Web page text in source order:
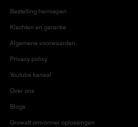
Bestelling herroepen
Klachten en garantie
Algemene voorwaarden
Privacy policy
Youtube kanaal
Over ons
Blogs
Growatt omvormer oplossingen